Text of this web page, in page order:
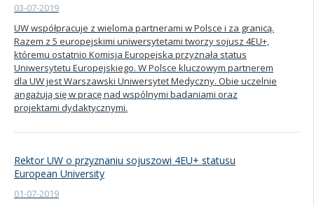
03-07-2019
UW współpracuje z wieloma partnerami w Polsce i za granicą.
Razem z 5 europejskimi uniwersytetami tworzy sojusz 4EU+,
któremu ostatnio Komisja Europejska przyznała status
Uniwersytetu Europejskiego. W Polsce kluczowym partnerem
dla UW jest Warszawski Uniwersytet Medyczny. Obie uczelnie
angażują się w pracę nad wspólnymi badaniami oraz
projektami dydaktycznymi.
Rektor UW o przyznaniu sojuszowi 4EU+ statusu
European University
01-07-2019